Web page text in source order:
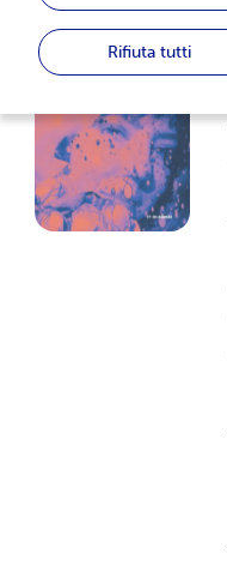
Rifiuta tutti